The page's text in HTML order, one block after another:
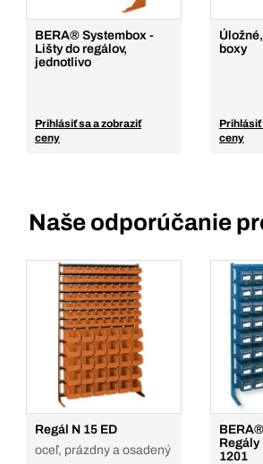
BERA® Systembox -
Lišty do regálov,
jednotlivo
Prihlásiť sa a zobraziť
ceny
boxy
Prihlásiť
ceny
Naše odporúčanie
Regál N 15 ED
oceľ, prázdny a osadený
Regály
1201